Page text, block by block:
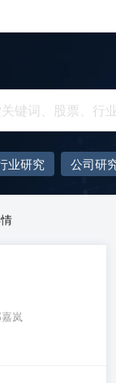
业研究 公司研
岚